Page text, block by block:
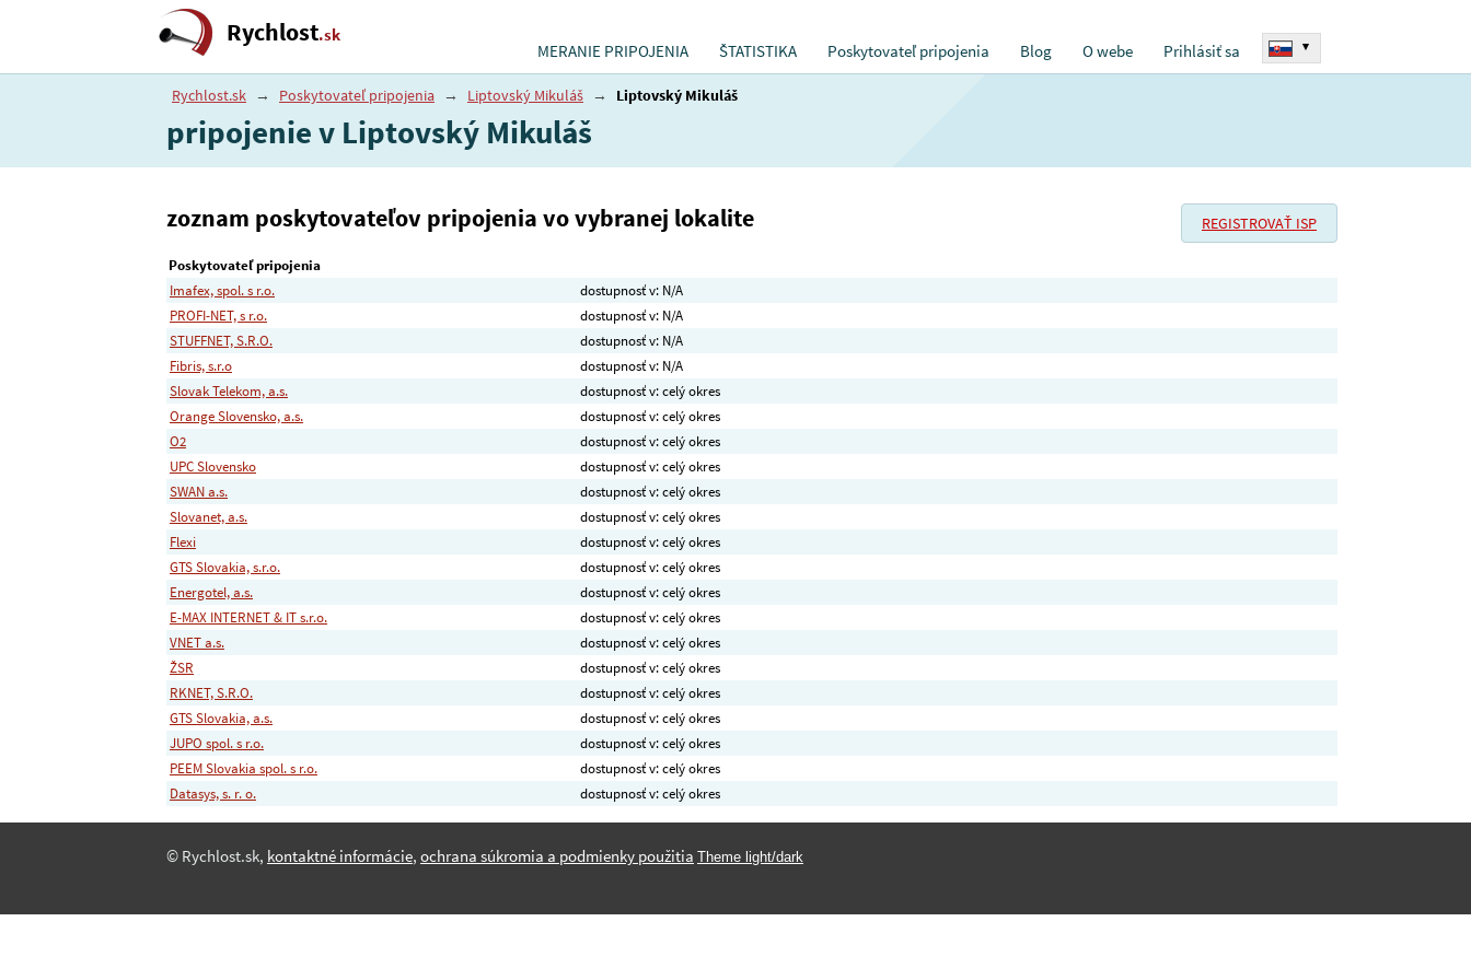
Rychlost.sk
MERANIE PRIPOJENIA ŠTATISTIKA Poskytovateľ pripojenia Blog O webe Prihlásiť sa ▾
Rychlost.sk → Poskytovateľ pripojenia → Liptovský Mikuláš → Liptovský Mikuláš
pripojenie v Liptovský Mikuláš
REGISTROVAŤ ISP
zoznam poskytovateľov pripojenia vo vybranej lokalite
Poskytovateľ pripojenia
Imafex, spol. s r.o.
dostupnosť v: N/A
PROFI-NET, s r.o.
dostupnosť v: N/A
STUFFNET, S.R.O.
dostupnosť v: N/A
Fibris, s.r.o
dostupnosť v: N/A
Slovak Telekom, a.s.
dostupnosť v: celý okres
Orange Slovensko, a.s.
dostupnosť v: celý okres
O2
dostupnosť v: celý okres
UPC Slovensko
dostupnosť v: celý okres
SWAN a.s.
dostupnosť v: celý okres
Slovanet, a.s.
dostupnosť v: celý okres
Flexi
dostupnosť v: celý okres
GTS Slovakia, s.r.o.
dostupnosť v: celý okres
Energotel, a.s.
dostupnosť v: celý okres
E-MAX INTERNET & IT s.r.o.
dostupnosť v: celý okres
VNET a.s.
dostupnosť v: celý okres
ŽSR
dostupnosť v: celý okres
RKNET, S.R.O.
dostupnosť v: celý okres
GTS Slovakia, a.s.
dostupnosť v: celý okres
JUPO spol. s r.o.
dostupnosť v: celý okres
PEEM Slovakia spol. s r.o.
dostupnosť v: celý okres
Datasys, s. r. o.
dostupnosť v: celý okres
© Rychlost.sk, kontaktné informácie, ochrana súkromia a podmienky použitia Theme light/dark